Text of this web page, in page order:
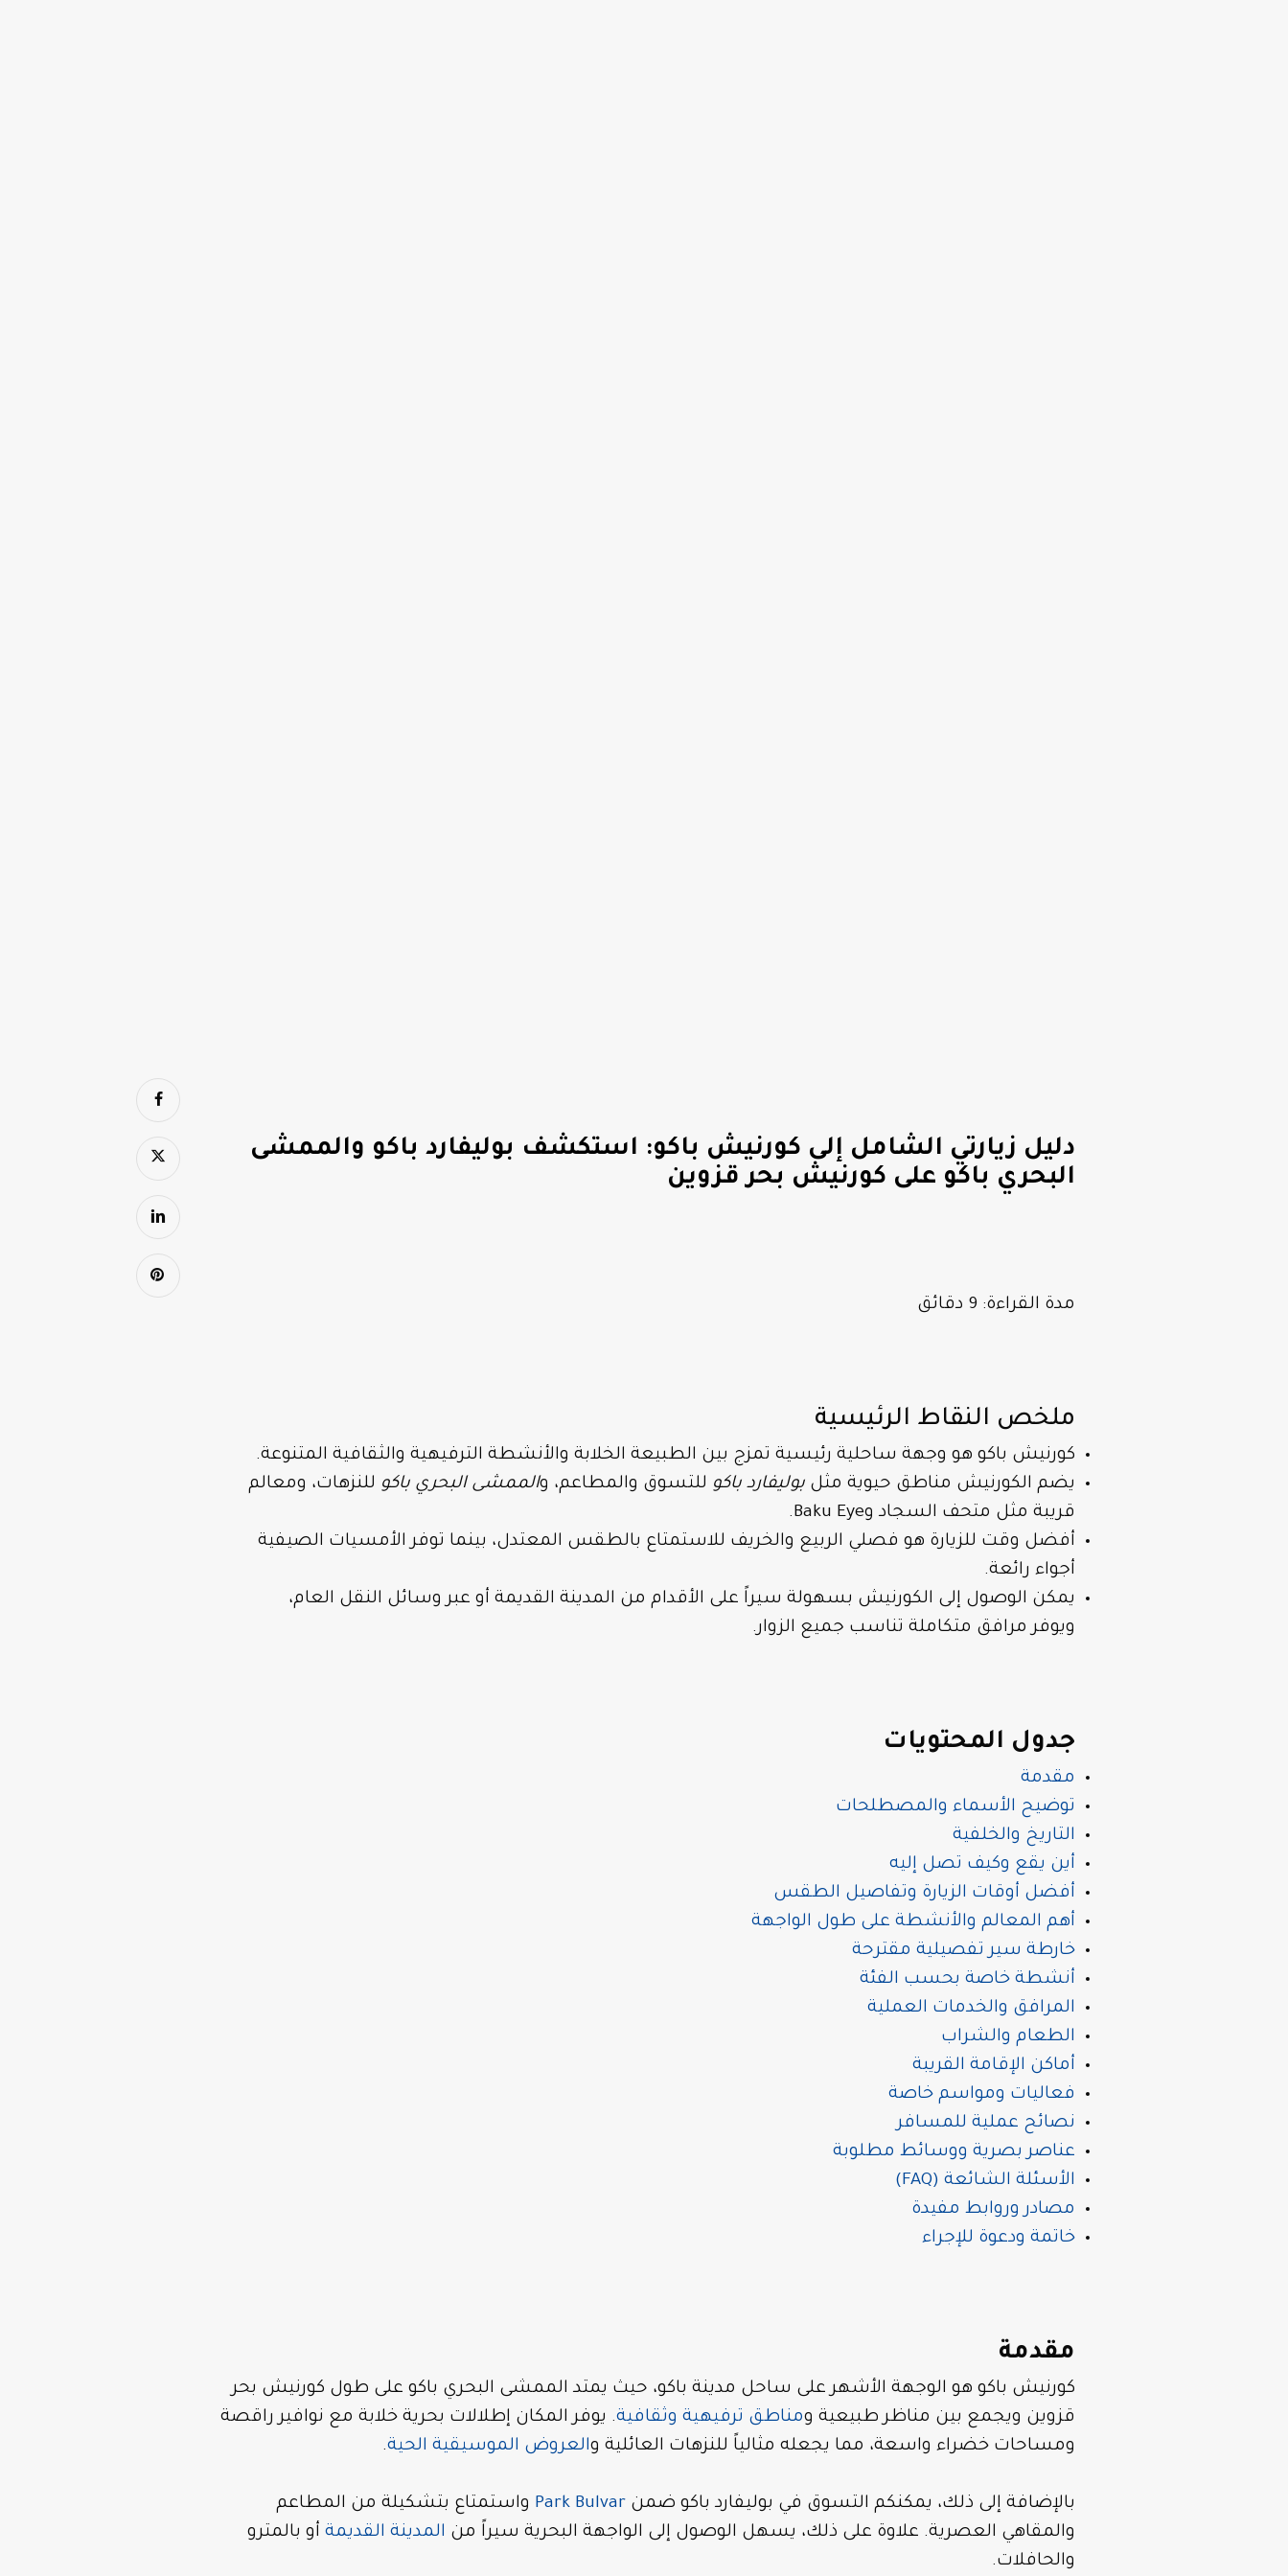
دليل زيارتي الشامل إلى كورنيش باكو: استكشف بوليفارد باكو والممشى
البحري باكو على كورنيش بحر قزوين
مدة القراءة: 9 دقائق
ملخص النقاط الرئيسية
كورنيش باكو هو وجهة ساحلية رئيسية تمزج بين الطبيعة الخلابة والأنشطة الترفيهية والثقافية المتنوعة.
يضم الكورنيش مناطق حيوية مثل بوليفارد باكو للتسوق والمطاعم، والممشى البحري باكو للنزهات، ومعالم
قريبة مثل متحف السجاد وBaku Eye.
أفضل وقت للزيارة هو فصلي الربيع والخريف للاستمتاع بالطقس المعتدل، بينما توفر الأمسيات الصيفية
أجواء رائعة.
يمكن الوصول إلى الكورنيش بسهولة سيراً على الأقدام من المدينة القديمة أو عبر وسائل النقل العام،
ويوفر مرافق متكاملة تناسب جميع الزوار.
جدول المحتويات
مقدمة
توضيح الأسماء والمصطلحات
التاريخ والخلفية
أين يقع وكيف تصل إليه
أفضل أوقات الزيارة وتفاصيل الطقس
أهم المعالم والأنشطة على طول الواجهة
خارطة سير تفصيلية مقترحة
أنشطة خاصة بحسب الفئة
المرافق والخدمات العملية
الطعام والشراب
أماكن الإقامة القريبة
فعاليات ومواسم خاصة
نصائح عملية للمسافر
عناصر بصرية ووسائط مطلوبة
الأسئلة الشائعة (FAQ)
مصادر وروابط مفيدة
خاتمة ودعوة للإجراء
مقدمة
كورنيش باكو هو الوجهة الأشهر على ساحل مدينة باكو، حيث يمتد الممشى البحري باكو على طول كورنيش بحر
قزوين ويجمع بين مناظر طبيعية ومناطق ترفيهية وثقافية. يوفر المكان إطلالات بحرية خلابة مع نوافير راقصة
ومساحات خضراء واسعة، مما يجعله مثالياً للنزهات العائلية والعروض الموسيقية الحية.
بالإضافة إلى ذلك، يمكنكم التسوق في بوليفارد باكو ضمن Park Bulvar واستمتاع بتشكيلة من المطاعم
والمقاهي العصرية. علاوة على ذلك، يسهل الوصول إلى الواجهة البحرية سيراً من المدينة القديمة أو بالمترو
والحافلات.